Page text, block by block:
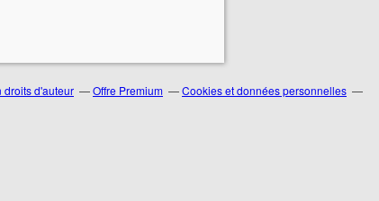
droits d'auteur Offre Premium
Cookies et données personnelles